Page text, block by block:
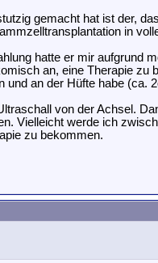
gemacht hat ist der,
in
hatte er mir aufgrund
an, eine Therapie
an der Hüfte habe
von der Achsel.
Vielleicht werde ich
zu bekommen.